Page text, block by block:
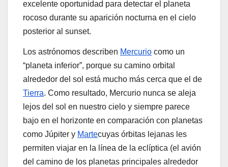
excelente oportunidad para detectar el planeta
rocoso durante su aparición nocturna en el cielo
posterior al sunset.
Los astrónomos describen Mercurio como un
“planeta inferior”, porque su camino orbital
alrededor del sol está mucho más cerca que el de
Tierra. Como resultado, Mercurio nunca se aleja
lejos del sol en nuestro cielo y siempre parece
bajo en el horizonte en comparación con planetas
como Júpiter y Martecuyas órbitas lejanas les
permiten viajar en la línea de la eclíptica (el avión
del camino de los planetas principales alrededor